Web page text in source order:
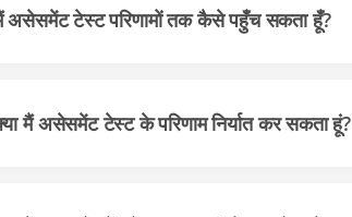
असेसमेंट टेस्ट परिणामों तक कैसे पहुँच सकता हूँ?
मैं असेसमेंट टेस्ट के परिणाम निर्यात कर सकता हूं?